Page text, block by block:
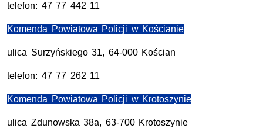
telefon: 47 77 442 11
Komenda Powiatowa Policji w Kościanie
ulica Surzyńskiego 31, 64-000 Kościan
telefon: 47 77 262 11
Komenda Powiatowa Policji w Krotoszynie
ulica Zdunowska 38a, 63-700 Krotoszynie